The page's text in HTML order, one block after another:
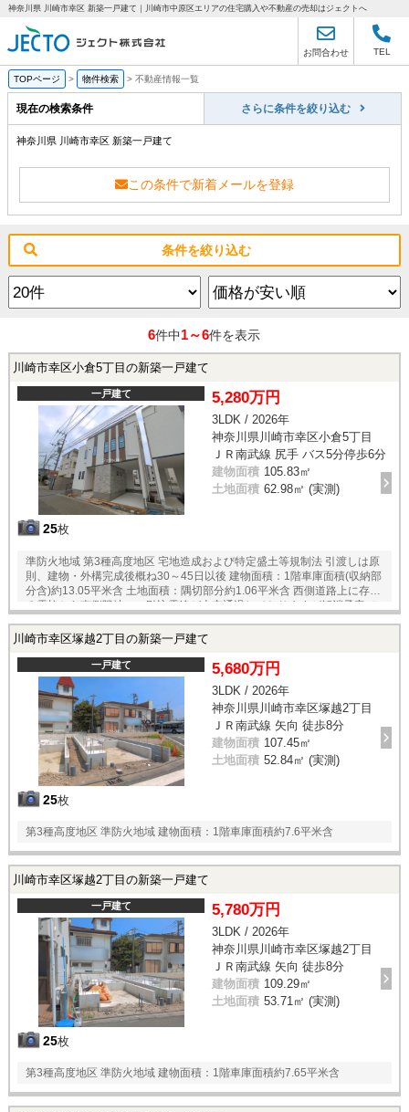
神奈川県 川崎市幸区 新築一戸建て｜川崎市中原区エリアの住宅購入や不動産の売却はジェクトへ
お問合わせ TEL
TOPページ > 物件検索 > 不動産情報一覧
現在の検索条件 さらに条件を絞り込む
神奈川県 川崎市幸区 新築一戸建て
この条件で新着メールを登録
条件を絞り込む
6件中1～6件を表示
川崎市幸区小倉5丁目の新築一戸建て
一戸建て
25枚
5,280万円
3LDK / 2026年
神奈川県川崎市幸区小倉5丁目
ＪＲ南武線 尻手 バス5分停歩6分
建物面積 105.83㎡
土地面積 62.98㎡ (実測)
準防火地域 第3種高度地区 宅地造成および特定盛土等規制法 引渡しは原
則、建物・外構完成後概ね30～45日以後 建物面積：1階車庫面積(収納部
分含)約13.05平米含 土地面積：隅切部分約1.06平米含 西側道路上に存す
る電柱から南側隣地への引込電線が上空通過しておりますが解消予定で
川崎市幸区塚越2丁目の新築一戸建て
一戸建て
25枚
5,680万円
3LDK / 2026年
神奈川県川崎市幸区塚越2丁目
ＪＲ南武線 矢向 徒歩8分
建物面積 107.45㎡
土地面積 52.84㎡ (実測)
第3種高度地区 準防火地域 建物面積：1階車庫面積約7.6平米含
川崎市幸区塚越2丁目の新築一戸建て
一戸建て
25枚
5,780万円
3LDK / 2026年
神奈川県川崎市幸区塚越2丁目
ＪＲ南武線 矢向 徒歩8分
建物面積 109.29㎡
土地面積 53.71㎡ (実測)
第3種高度地区 準防火地域 建物面積：1階車庫面積約7.65平米含